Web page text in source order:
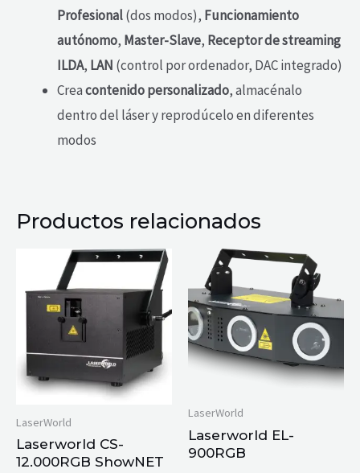
Profesional(dos modos), Funcionamiento
autónomo, Master-Slave, Receptor de streaming
ILDA, LAN (control por ordenador, DAC integrado)
Creacontenido personalizado, almacénalo
dentro del láser y reprodúcelo en diferentes
modos
Productos relacionados
LaserWorld
Laserworld CS-
12.000RGB ShowNET
LaserWorld
Laserworld EL-
900RGB